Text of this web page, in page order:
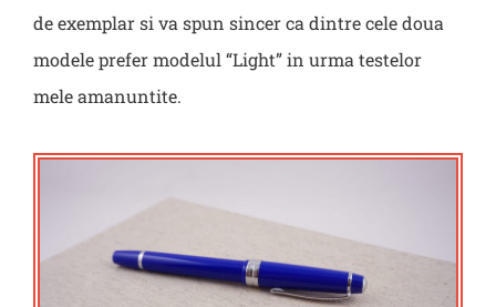
de exemplar si va spun sincer ca dintre cele doua
modele prefer modelul “Light” in urma testelor
mele amanuntite.